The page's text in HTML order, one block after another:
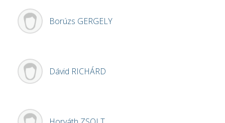
Borúzs GERGELY
Dávid RICHÁRD